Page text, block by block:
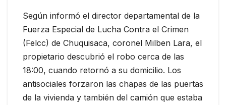
Según informó el director departamental de la
Fuerza Especial de Lucha Contra el Crimen
(Felcc) de Chuquisaca, coronel Milben Lara, el
propietario descubrió el robo cerca de las
18:00, cuando retornó a su domicilio. Los
antisociales forzaron las chapas de las puertas
de la vivienda y también del camión que estaba